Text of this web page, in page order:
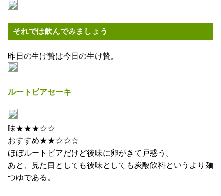
それでは飲んでみましょう
昨日の生け贄は今日の生け贄。
ルートビアセーキ
味★★★☆☆
おすすめ★★☆☆☆
ほぼルートビアだけど後味に卵がきて戸惑う。
あと、見た目としても後味としても炭酸飲料というより麺
つゆである。